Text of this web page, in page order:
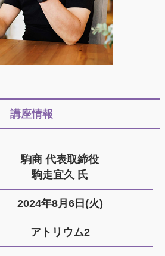
講座情報
駒商 代表取締役
駒走宜久 氏
2024年8月6日(火)
アトリウム2